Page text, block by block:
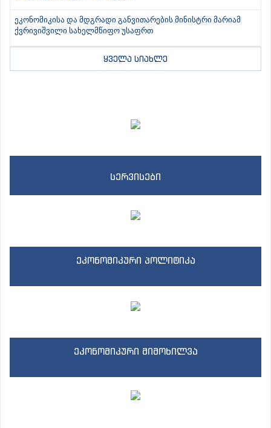
ეკონომიკისა და მდგრადი განვითარების მინისტრი მარიამ
ქვრივიშვილი სახელმწიფო უსაფრთ
ყველა სიახლე
სერვისები
ეკონომიკური პოლიტიკა
ეკონომიკური მიმოხილვა